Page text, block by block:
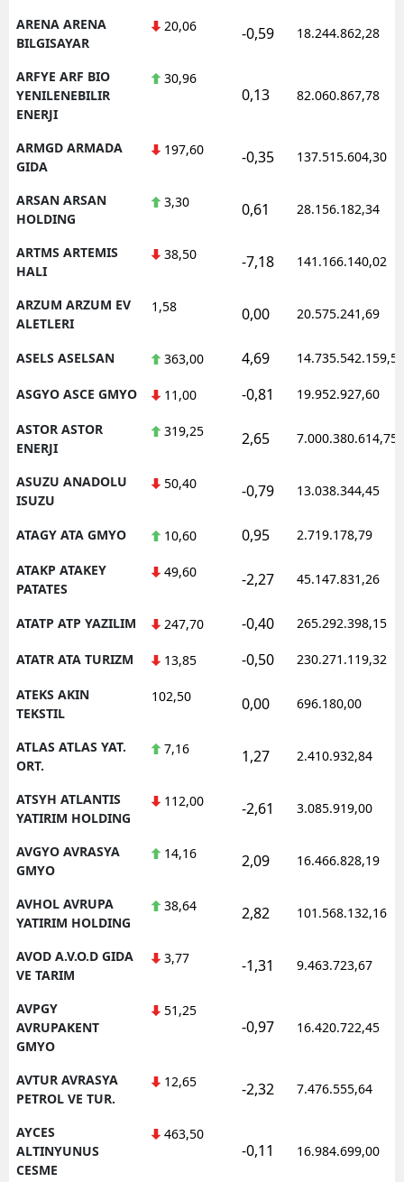
ARENA ARENA
BILGISAYAR
20,06 -0,59 18.244.862,28
ARFYE ARF BIO
YENILENEBILIR
ENERJI
30,96
0,13 82.060.867,78
ARMGD ARMADA
GIDA
197,60 -0,35 137.515.604,30
ARSAN ARSAN
HOLDING
3,30 0,61 28.156.182,34
ARTMS ARTEMIS
HALI
38,50 -7,18 141.166.140,02
ARZUM ARZUM EV
ALETLERI
1,58 0,00 20.575.241,69
ASELS ASELSAN 363,00 4,69 14.735.542.159,50
ASGYO ASCE GMYO 11,00 -0,81 19.952.927,60
ASTOR ASTOR
ENERJI
319,25 2,65 7.000.380.614,75
ASUZU ANADOLU
ISUZU
50,40 -0,79 13.038.344,45
ATAGY ATA GMYO 10,60 0,95 2.719.178,79
ATAKP ATAKEY
PATATES
49,60 -2,27 45.147.831,26
ATATP ATP YAZILIM 247,70 -0,40 265.292.398,15
ATATR ATA TURIZM 13,85 -0,50 230.271.119,32
ATEKS AKIN
TEKSTIL
102,50 0,00 696.180,00
ATLAS ATLAS YAT.
ORT.
7,16 1,27 2.410.932,84
ATSYH ATLANTIS
YATIRIM HOLDING
112,00 -2,61 3.085.919,00
AVGYO AVRASYA
GMYO
14,16 2,09 16.466.828,19
AVHOL AVRUPA
YATIRIM HOLDING
38,64 2,82 101.568.132,16
AVOD A.V.O.D GIDA
VE TARIM
3,77 -1,31 9.463.723,67
AVPGY
AVRUPAKENT
GMYO
51,25
-0,97 16.420.722,45
AVTUR AVRASYA
PETROL VE TUR.
12,65 -2,32 7.476.555,64
AYCES
ALTINYUNUS
CESME
463,50
-0,11 16.984.699,00